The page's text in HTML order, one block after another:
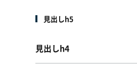
見出しh5
見出しh4